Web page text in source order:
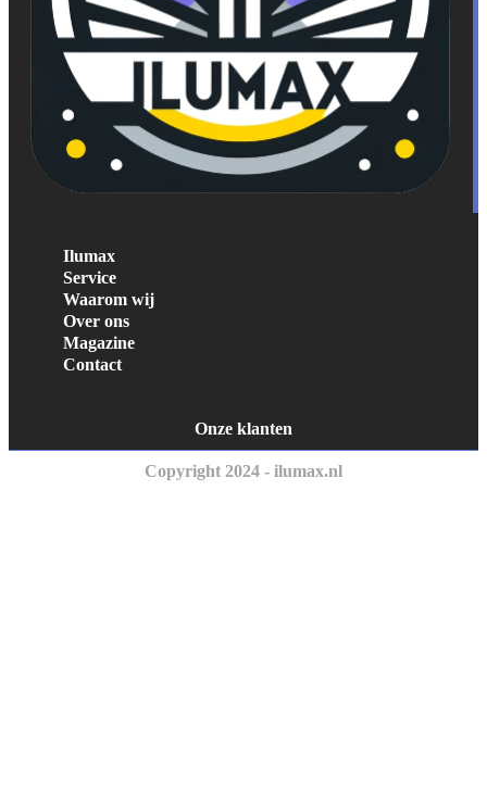
Ilumax
Service
Waarom wij
Over ons
Magazine
Contact
Onze klanten
Copyright 2024 - ilumax.nl